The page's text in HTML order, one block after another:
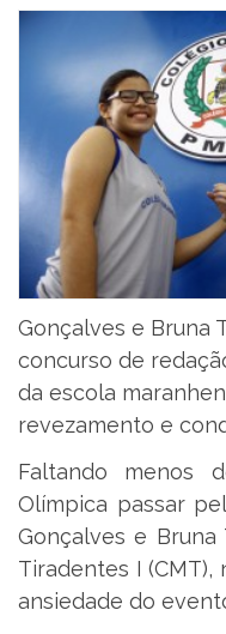
Gonçalves e Bruna
concurso de
da escola
revezamento e
Faltando menos
Olímpica passar
Gonçalves e
Tiradentes I
ansiedade do